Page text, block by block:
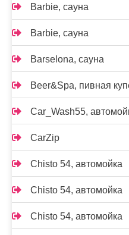
Barbie, сауна
Barbie, сауна
Barselona, сауна
Beer&Spa, пивная
Car_Wash55,
CarZip
Chisto 54, автомойка
Chisto 54, автомойка
Chisto 54, автомойка